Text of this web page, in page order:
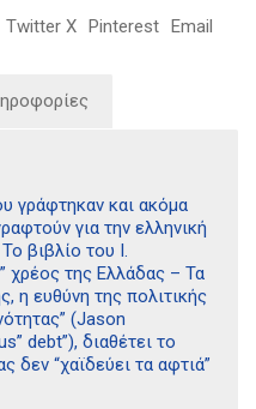
Twitter X Pinterest Email
γράφτηκαν και ακόμα
για την ελληνική
βιβλίο του Ι.
χρέος της Ελλάδας – Τα
η ευθύνη της πολιτικής
(Jason
debt”), διαθέτει το
δεν “χαϊδεύει τα αφτιά”